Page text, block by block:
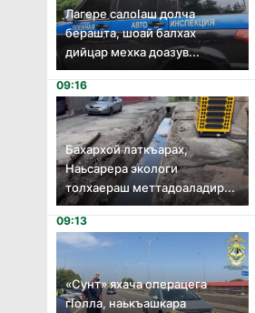
Лагере салоӏаш долча
берашта, шоай балхах
дийцар мехка доазув...
09:16
Бахархой латкъарах,
Наьсарера экологи
толхаераш меттадоаладир...
09:13
«Сунт» яхача операцега
гӏолла, наькъашкара